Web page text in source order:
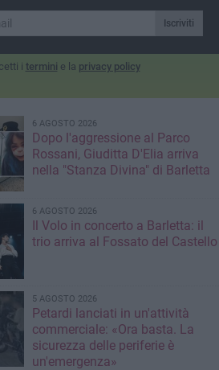
Iscriviti
i termini e la privacy policy
6 AGOSTO 2026
Dopo l'aggressione al Parco
Rossani, Giuditta D'Elia arriva
nella "Stanza Divina" di Barletta
6 AGOSTO 2026
Il Volo in concerto a Barletta: il
trio arriva al Fossato del Castello
5 AGOSTO 2026
Petardi lanciati in un'attività
commerciale: «Ora basta. La
sicurezza delle periferie è
un'emergenza»